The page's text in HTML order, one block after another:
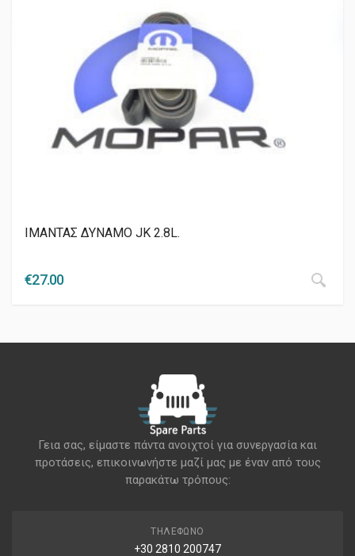
ΙΜΑΝΤΑΣ ΔΥΝΑΜΟ JK 2.8L.
€27.00
Γεια σας, είμαστε πάντα ανοιχτοί για συνεργασία και
προτάσεις, επικοινωνήστε μαζί μας με έναν από τους
παρακάτω τρόπους:
ΤΗΛΈΦΩΝΟ
+30 2810 200747